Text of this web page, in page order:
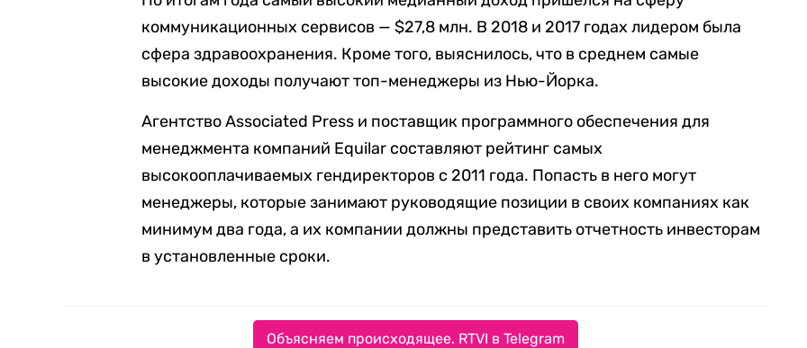
коммуникационных сервисов — $27,8 млн. В 2018 и 2017 годах лидером была
сфера здравоохранения. Кроме того, выяснилось, что в среднем самые
высокие доходы получают топ-менеджеры из Нью-Йорка.
Агентство Associated Press и поставщик программного обеспечения для
менеджмента компаний Equilar составляют рейтинг самых
высокооплачиваемых гендиректоров с 2011 года. Попасть в него могут
менеджеры, которые занимают руководящие позиции в своих компаниях как
минимум два года, а их компании должны представить отчетность инвесторам
в установленные сроки.
Объясняем происходящее. RTVI в Telegram